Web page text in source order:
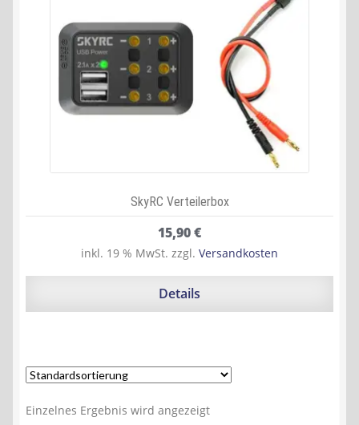
SkyRC Verteilerbox
15,90€
inkl. 19 % MwSt. zzgl. Versandkosten
Details
Einzelnes Ergebnis wird angezeigt